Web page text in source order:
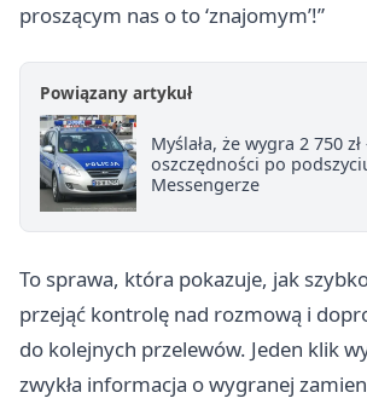
proszącym nas o to ‘znajomym’!”
Powiązany artykuł
Myślała, że wygra 2 750 zł
oszczędności po
Messengerze
To sprawa, która pokazuje, jak
przejąć kontrolę nad rozmową i
do kolejnych przelewów. Jeden klik
zwykła informacja o wygranej